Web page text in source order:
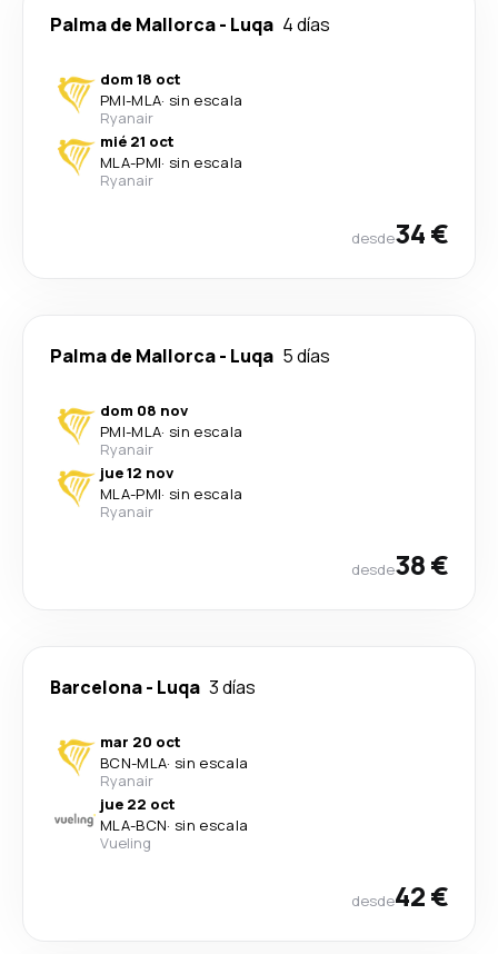
Palma de Mallorca- Luqa 4 días
dom 18 oct
PMI-MLA· sin escala
Ryanair
mié 21 oct
MLA-PMI· sin escala
Ryanair
desde34 €
Palma de Mallorca- Luqa 5 días
dom 08 nov
PMI-MLA· sin escala
Ryanair
jue 12 nov
MLA-PMI· sin escala
Ryanair
desde38 €
Barcelona- Luqa 3 días
mar 20 oct
BCN-MLA· sin escala
Ryanair
jue 22 oct
MLA-BCN· sin escala
Vueling
desde42 €